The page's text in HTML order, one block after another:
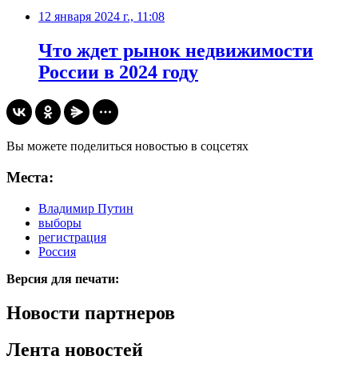
12 января 2024 г., 11:08
Что ждет рынок недвижимости
России в 2024 году
Вы можете поделиться новостью в соцсетях
Места:
Владимир Путин
выборы
регистрация
Россия
Версия для печати:
Новости партнеров
Лента новостей